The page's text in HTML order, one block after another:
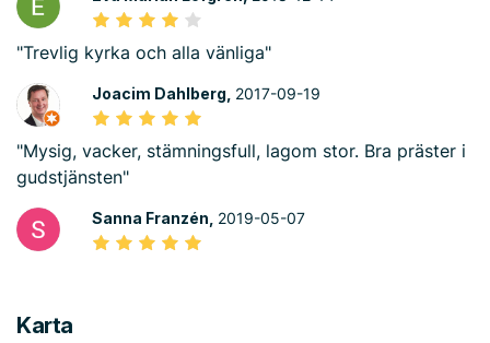
"Trevlig kyrka och alla vänliga"
Joacim Dahlberg, 2017-09-19
"Mysig, vacker, stämningsfull, lagom stor. Bra präster i
gudstjänsten"
Sanna Franzén, 2019-05-07
Karta